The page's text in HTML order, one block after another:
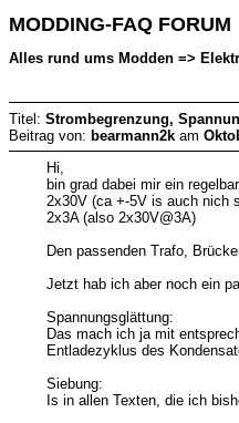
MODDING-FAQ FORUM
Alles rund ums Modden =>
Titel: Strombegrenzung,
Beitrag von: bearmann2k am
Hi,
bin grad dabei mir ein
2x30V (ca +-5V is auch nich
2x3A (also 2x30V@3A)
Den passenden Trafo,
Jetzt hab ich aber noch ein
Spannungsglättung:
Das mach ich ja mit
Entladezyklus des
Siebung:
Is in allen Texten, die ich